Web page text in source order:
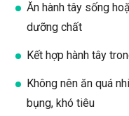
Ăn hành tây sống
dưỡng chất
Kết hợp hành tây
Không nên ăn quá
bụng, khó tiêu